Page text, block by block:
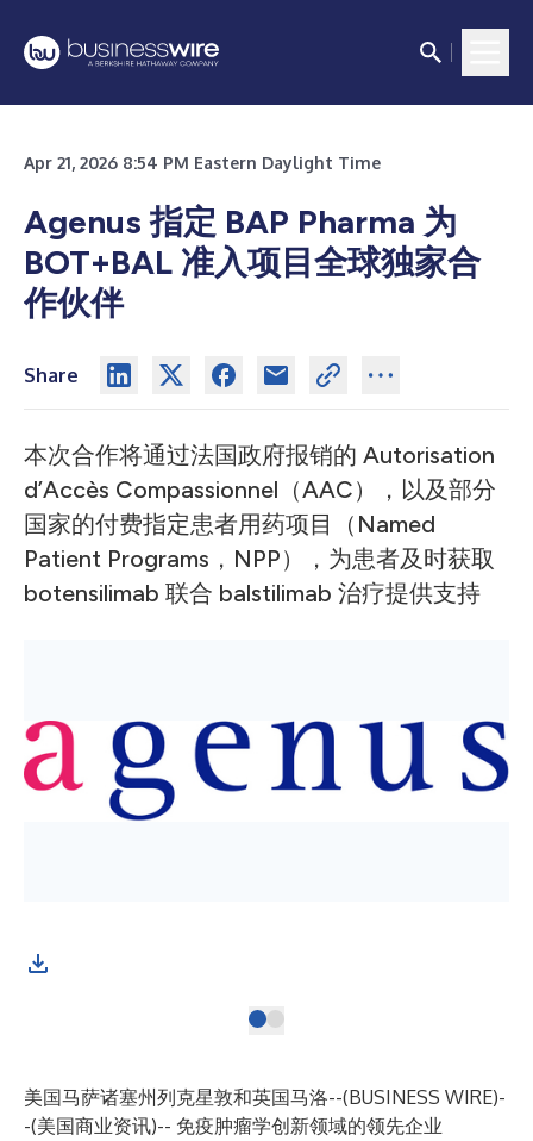
Apr 21, 2026 8:54 PM Eastern Daylight Time
Agenus 指定 BAP Pharma 为
BOT+BAL 准入项目全球独家合
作伙伴
Share
本次合作将通过法国政府报销的 Autorisation
d’Accès Compassionnel（AAC），以及部分
国家的付费指定患者用药项目（Named
Patient Programs，NPP），为患者及时获取
botensilimab 联合 balstilimab 治疗提供支持
美国马萨诸塞州列克星敦和英国马洛--(BUSINESS WIRE)-
-(美国商业资讯)-- 免疫肿瘤学创新领域的领先企业